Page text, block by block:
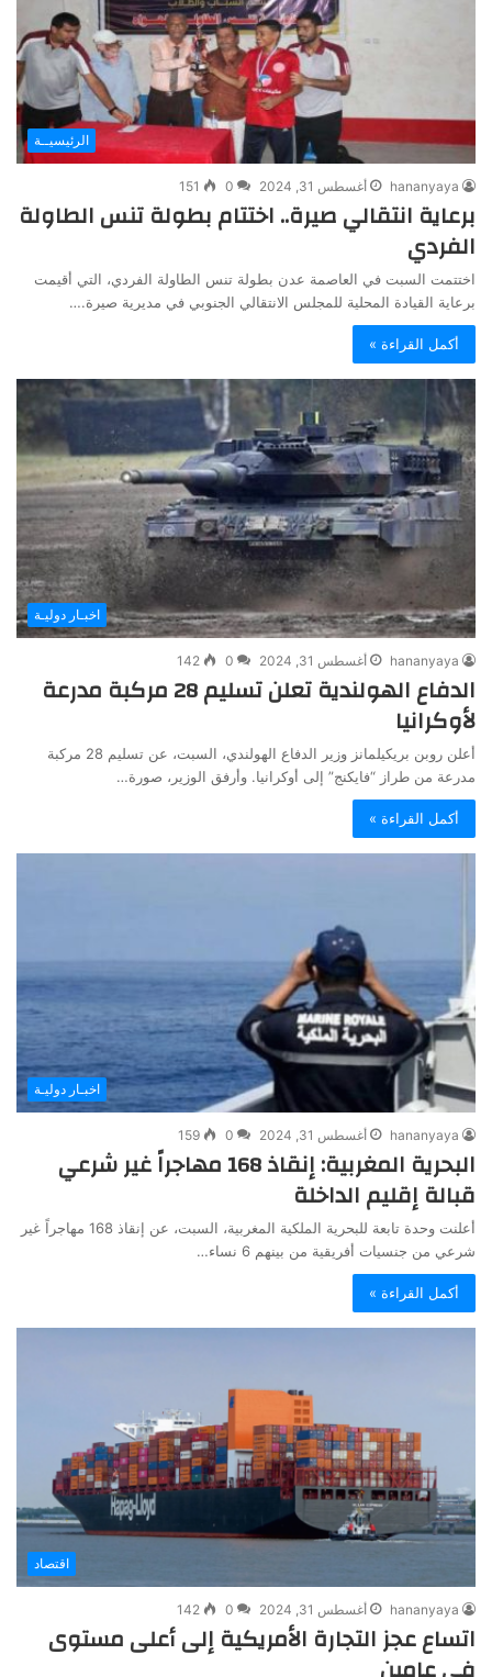
الرئيسيــة
hananyaya أغسطس 31, 2024 0
151
برعاية انتقالي صيرة.. اختتام بطولة تنس الطاولة
الفردي
اختتمت السبت في العاصمة عدن بطولة تنس الطاولة الفردي، التي أقيمت
برعاية القيادة المحلية للمجلس الانتقالي الجنوبي في مديرية صيرة.…
أكمل القراءة »
اخبـار دوليـة
hananyaya أغسطس 31, 2024 0
142
الدفاع الهولندية تعلن تسليم 28 مركبة مدرعة
لأوكرانيا
أعلن روبن بريكيلمانز وزير الدفاع الهولندي، السبت، عن تسليم 28 مركبة
مدرعة من طراز “فايكنج” إلى أوكرانيا. وأرفق الوزير، صورة…
أكمل القراءة »
اخبـار دوليـة
hananyaya أغسطس 31, 2024 0
159
البحرية المغربية: إنقاذ 168 مهاجراً غير شرعي
قبالة إقليم الداخلة
أعلنت وحدة تابعة للبحرية الملكية المغربية، السبت، عن إنقاذ 168 مهاجراً غير
شرعي من جنسيات أفريقية من بينهم 6 نساء…
أكمل القراءة »
اقتصاد
hananyaya أغسطس 31, 2024 0
142
اتساع عجز التجارة الأمريكية إلى أعلى مستوى